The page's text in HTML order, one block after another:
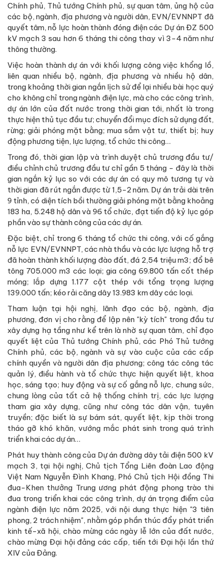
Chính phủ, Thủ tướng Chính phủ, sự quan tâm, ủng hộ của
các bộ, ngành, địa phương và người dân, EVN/EVNNPT đã
quyết tâm, nỗ lực hoàn thành đóng điện các Dự án ĐZ 500
kV mạch 3 sau hơn 6 tháng thi công thay vì 3-4 năm như
thông thường.
Việc hoàn thành dự án với khối lượng công việc khổng lồ,
liên quan nhiều bộ, ngành, địa phương và nhiều hộ dân,
trong khoảng thời gian ngắn lịch sử để lại nhiều bài học quý
cho không chỉ trong ngành điện lực, mà cho các công trình,
dự án lớn của đất nước trong thời gian tới, nhất là trong
thực hiện thủ tục đầu tư; chuyển đổi mục đích sử dụng đất,
rừng; giải phóng mặt bằng; mua sắm vật tư, thiết bị; huy
động phương tiện, lực lượng, tổ chức thi công…
Trong đó, thời gian lập và trình duyệt chủ trương đầu tư/
điều chỉnh chủ trương đầu tư chỉ gần 5 tháng - đây là thời
gian ngắn kỷ lục so với các dự án có quy mô tương tự và
thời gian đã rút ngắn được từ 1,5-2 năm. Dự án trải dài trên
9 tỉnh, có diện tích bồi thường giải phóng mặt bằng khoảng
183 ha, 5.248 hộ dân và 96 tổ chức, đạt tiến độ kỷ lục góp
phần vào sự thành công của các dự án.
Đặc biệt, chỉ trong 6 tháng tổ chức thi công, với cố gắng
nỗ lực EVN/EVNNPT, các nhà thầu và các lực lượng hỗ trợ
đã hoàn thành khối lượng đào đất, đá 2,54 triệu m3; đổ bê
tông 705.000 m3 các loại; gia công 69.800 tấn cốt thép
móng; lắp dựng 1.177 cột thép với tổng trọng lượng
139.000 tấn; kéo rải căng dây 13.983 km dây các loại.
Tham luận tại hội nghị, lãnh đạo các bộ, ngành, địa
phương, đơn vị cho rằng để lập nên "kỳ tích" trong đầu tư
xây dựng hạ tầng như kể trên là nhờ sự quan tâm, chỉ đạo
quyết liệt của Thủ tướng Chính phủ, các Phó Thủ tướng
Chính phủ, các bộ, ngành và sự vào cuộc của các cấp
chính quyền và người dân địa phương; công tác công tác
quản lý, điều hành và tổ chức thực hiện quyết liệt, khoa
học, sáng tạo; huy động và sự cố gắng nỗ lực, chung sức,
chung lòng của tất cả hệ thống chính trị, các lực lượng
tham gia xây dựng, cũng như công tác dân vận, tuyên
truyền; đặc biết là sự bám sát, quyết liệt, kịp thời trong
tháo gỡ khó khăn, vướng mắc phát sinh trong quá trình
triển khai các dự án…
Phát huy thành công của Dự án đường dây tải điện 500 kV
mạch 3, tại hội nghị, Chủ tịch Tổng Liên đoàn Lao động
Việt Nam Nguyễn Đình Khang, Phó Chủ tịch Hội đồng Thi
đua-Khen thưởng Trung ương phát động phong trào thi
đua trong triển khai các công trình, dự án trọng điểm của
ngành điện lực năm 2025, với nội dung thực hiện "3 tiên
phong, 2 trách nhiệm", nhằm góp phần thúc đẩy phát triển
kinh tế-xã hội, chào mừng các ngày lễ lớn của đất nước,
chào mừng Đại hội đảng các cấp, tiến tới Đại hội lần thứ
XIV của Đảng.